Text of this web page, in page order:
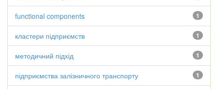
1
functional components
1
кластери підприємств
1
методичний підхід
1
підприємства залізничного транспорту